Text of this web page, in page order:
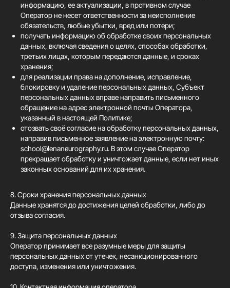
информацию, ее актуализации, в противном случае
Оператор не несет ответственности за неисполнение
обязательств, любые убытки, вред или потери;
получать информацию об обработке своих персональных
данных, включая сведения о целях, способах обработки,
третьих лицах, которым передаются данные, и сроках
хранения;
для реализации права на дополнение, исправление,
блокировку и удаление персональных данных, Субъект
персональных данных вправе направить письменного
обращение на адрес электронной почты Оператора,
указанный в настоящей Политике;
отозвать своё согласие на обработку персональных данных,
направив письменное заявление на электронную почту:
school@lenaneurography.ru. В этом случае Оператор
прекращает обработку и уничтожает данные, если нет иных
законных оснований для их хранения.
8. Сроки хранения персональных данных
Данные хранятся до достижения целей обработки, либо до
отзыва согласия.
9. Защита персональных данных
Оператор принимает все разумные меры для защиты
персональных данных от утечек, несанкционированного
доступа, изменения или уничтожения.